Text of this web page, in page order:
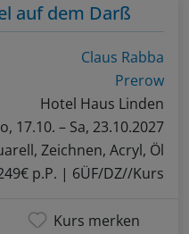
auf dem Darß
Claus Rabba
Prerow
Hotel Haus Linden
17.10. – Sa, 23.10.2027
Zeichnen, Acryl, Öl
p.P. | 6ÜF/DZ//Kurs
Kurs merken